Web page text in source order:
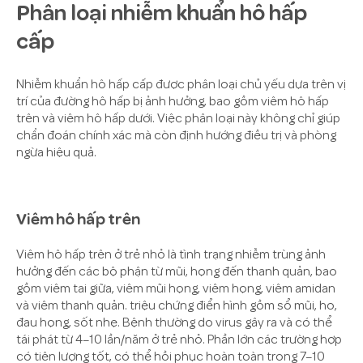
Phân loại nhiễm khuẩn hô hấp
cấp
Nhiễm khuẩn hô hấp cấp được phân loại chủ yếu dựa trên vị
trí của đường hô hấp bị ảnh hưởng, bao gồm viêm hô hấp
trên và viêm hô hấp dưới. Việc phân loại này không chỉ giúp
chẩn đoán chính xác mà còn định hướng điều trị và phòng
ngừa hiệu quả.
Viêm hô hấp trên
Viêm hô hấp trên ở trẻ nhỏ là tình trạng nhiễm trùng ảnh
hưởng đến các bộ phận từ mũi, họng đến thanh quản, bao
gồm viêm tai giữa, viêm mũi họng, viêm họng, viêm amidan
và viêm thanh quản. triệu chứng điển hình gồm sổ mũi, ho,
đau họng, sốt nhẹ. Bệnh thường do virus gây ra và có thể
tái phát từ 4–10 lần/năm ở trẻ nhỏ. Phần lớn các trường hợp
có tiên lượng tốt, có thể hồi phục hoàn toàn trong 7–10